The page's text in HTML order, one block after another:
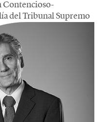
Contencioso-
del Tribunal Supremo